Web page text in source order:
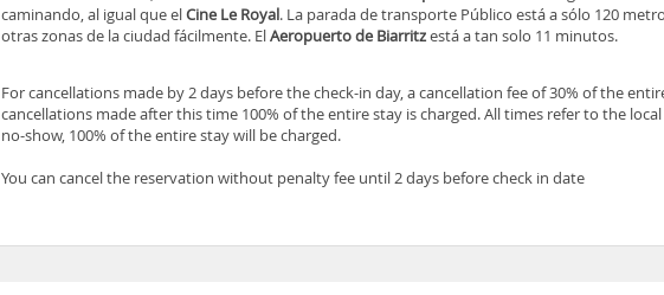
caminando, al igual que elCine Le Royal. La parada de transporte Público está a sólo 120
otras zonas de la ciudad fácilmente. ElAeropuerto de Biarritzestá a tan solo 11 minutos.
For cancellations made by 2 days before the check-in day, a cancellation fee of 30% of the
cancellations made after this time 100% of the entire stay is charged. All times refer to the
no-show, 100% of the entire stay will be charged.
You can cancel the reservation without penalty fee until 2 days before check in date